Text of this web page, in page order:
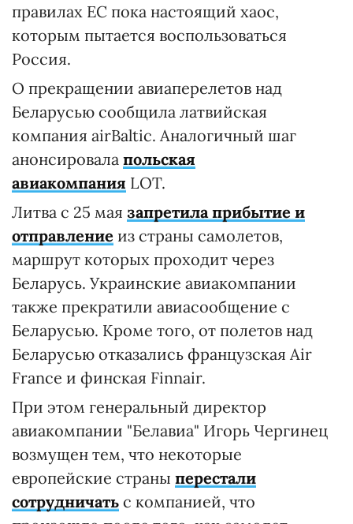
правилах ЕС пока настоящий хаос,
которым пытается воспользоваться
Россия.
О прекращении авиаперелетов над
Беларусью сообщила латвийская
компания airBaltic. Аналогичный шаг
анонсировала польская
авиакомпания LOT.
Литва с 25 мая запретила прибытие и
отправление из страны самолетов,
маршрут которых проходит через
Беларусь. Украинские авиакомпании
также прекратили авиасообщение с
Беларусью. Кроме того, от полетов над
Беларусью отказались французская Air
France и финская Finnair.
При этом генеральный директор
авиакомпании "Белавиа" Игорь Чергинец
возмущен тем, что некоторые
европейские страны перестали
сотрудничать с компанией, что